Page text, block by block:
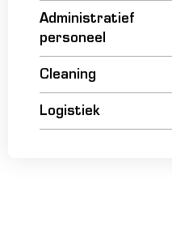
Administratief
personeel
Cleaning
Logistiek